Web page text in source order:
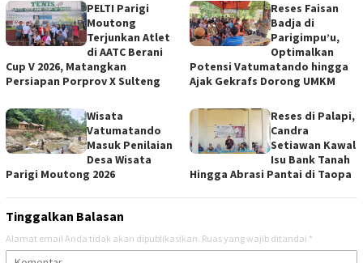
PELTI Parigi
Moutong
Terjunkan Atlet
di AATC Berani
Cup V 2026, Matangkan
Persiapan Porprov X Sulteng
Reses Faisan
Badja di
Parigimpu’u,
Optimalkan
Potensi Vatumatando hingga
Ajak Gekrafs Dorong UMKM
Wisata
Vatumatando
Masuk Penilaian
Desa Wisata
Parigi Moutong 2026
Reses di Palapi,
Candra
Setiawan Kawal
Isu Bank Tanah
Hingga Abrasi Pantai di Taopa
Tinggalkan Balasan
Alamat email Anda tidak akan dipublikasikan. Ruas yang wajib ditandai *